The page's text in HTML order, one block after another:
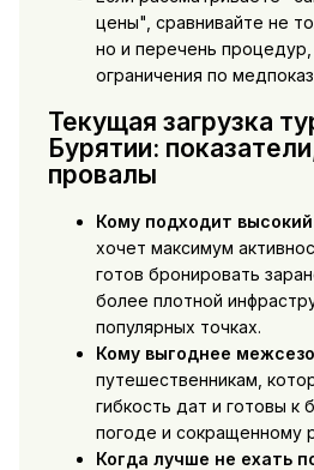
цены", сравнивайте не
но и перечень
ограничения по
Текущая загрузка
Бурятии:
провалы
Кому подходит высокий
хочет максимум
готов бронировать
более плотной
популярных точках.
Кому выгоднее
путешественникам,
гибкость дат и готовы к
погоде и сокращенному
Когда лучше не ехать